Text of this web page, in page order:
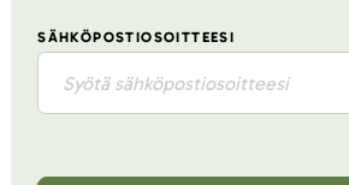
SÄHKÖPOSTIOSOITTEESI